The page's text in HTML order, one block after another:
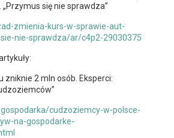
się nie sprawdza”
zmienia-kurs-w-sprawie-aut-
nie-sprawdza/ar/c4p2-29030375
zniknie 2 mln osób. Eksperci:
cudzoziemcy-w-polsce-
na-gospodarke-